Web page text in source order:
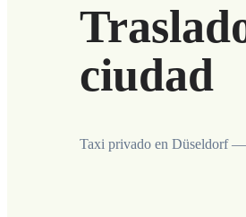
ciudad
Taxi privado en Düseldorf